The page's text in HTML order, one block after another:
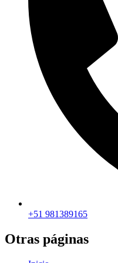
+51 981389165​
Otras páginas